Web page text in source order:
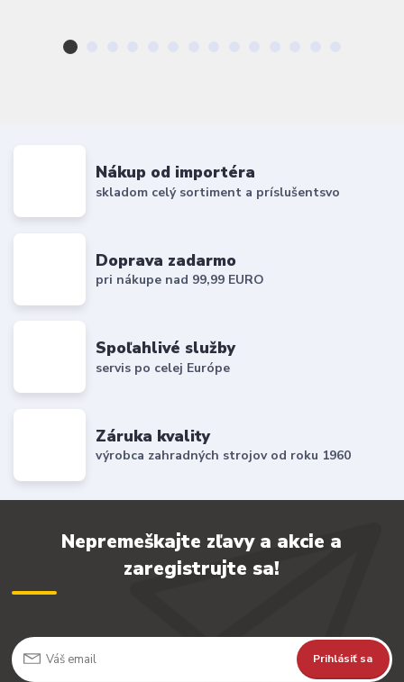
Nákup od importéra
skladom celý sortiment a príslušentsvo
Doprava zadarmo
pri nákupe nad 99,99 EURO
Spoľahlivé služby
servis po celej Európe
Záruka kvality
výrobca zahradných strojov od roku 1960
Nepremeškajte zľavy a akcie a
zaregistrujte sa!
Prihlásiť sa